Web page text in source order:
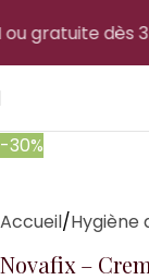
-30%
Accueil Hygiène
Novafix –
gratuite dès